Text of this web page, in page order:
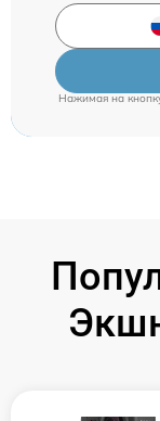
Нажимая на